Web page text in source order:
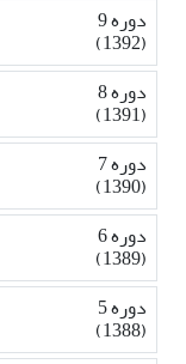
دوره 9
(1392)
دوره 8
(1391)
دوره 7
(1390)
دوره 6
(1389)
دوره 5
(1388)